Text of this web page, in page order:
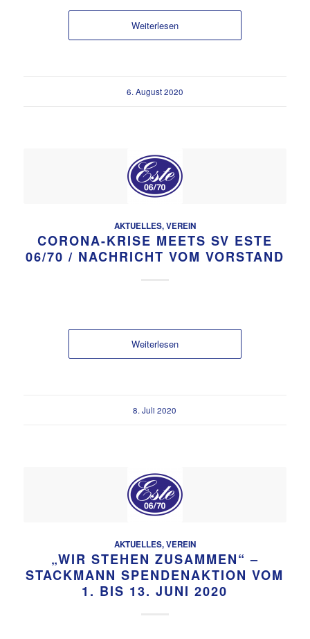
Weiterlesen
6. August 2020
AKTUELLES,VEREIN
CORONA-KRISE MEETS SV ESTE
06/70 / NACHRICHT VOM VORSTAND
Weiterlesen
8. Juli 2020
AKTUELLES,VEREIN
„WIR STEHEN ZUSAMMEN“ –
STACKMANN SPENDENAKTION VOM
1. BIS 13. JUNI 2020